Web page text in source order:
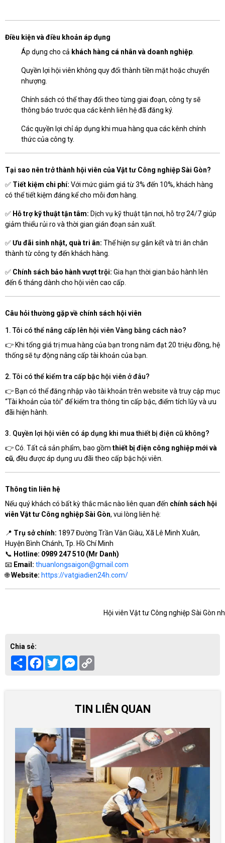
Điều kiện và điều khoản áp dụng
Áp dụng cho cả khách hàng cá nhân và doanh nghiệp
Quyền lợi hội viên không quy đổi thành tiền mặt hoặc chuyển
nhượng.
Chính sách có thể thay đổi theo từng giai đoạn, công ty sẽ
thông báo trước qua các kênh liên hệ đã đăng ký.
Các quyền lợi chỉ áp dụng khi mua hàng qua các kênh chính
thức của công ty.
Tại sao nên trở thành hội viên của Vật tư Công nghiệp Sài Gòn?
✅ Tiết kiệm chi phí: Với mức giảm giá từ 3% đến 10%, khách hàng
có thể tiết kiệm đáng kể cho mỗi đơn hàng.
✅ Hỗ trợ kỹ thuật tận tâm: Dịch vụ kỹ thuật tận nơi, hỗ trợ 24/7 giúp
giảm thiểu rủi ro và thời gian gián đoạn sản xuất.
✅Ưu đãi sinh nhật, quà tri ân: Thể hiện sự gắn kết và tri ân chân
thành từ công ty đến khách hàng.
✅ Chính sách bảo hành vượt trội: Gia hạn thời gian bảo hành lên
đến 6 tháng dành cho hội viên cao cấp.
Câu hỏi thường gặp về chính sách hội viên
1. Tôi có thể nâng cấp lên hội viên Vàng bằng cách nào?
👉 Khi tổng giá trị mua hàng của bạn trong năm đạt 20 triệu đồng, hệ
thống sẽ tự động nâng cấp tài khoản của bạn.
2. Tôi có thể kiểm tra cấp bậc hội viên ở đâu?
👉 Bạn có thể đăng nhập vào tài khoản trên website và truy cập mục
“Tài khoản của tôi” để kiểm tra thông tin cấp bậc, điểm tích lũy và ưu
đãi hiện hành.
3. Quyền lợi hội viên có áp dụng khi mua thiết bị điện cũ không?
👉 Có. Tất cả sản phẩm, bao gồm thiết bị điện công nghiệp mới và
cũ, đều được áp dụng ưu đãi theo cấp bậc hội viên.
Thông tin liên hệ
Nếu quý khách có bất kỳ thắc mắc nào liên quan đến chính sách hội
viên Vật tư Công nghiệp Sài Gòn, vui lòng liên hệ:
📍 Trụ sở chính: 1897 Đường Trần Văn Giàu, Xã Lê Minh Xuân,
Huyện Bình Chánh, Tp. Hồ Chí Minh
📞 Hotline: 0989 247 510 (Mr Danh)
📧 Email: thuanlongsaigon@gmail.com
🌐Website: https://vatgiadien24h.com/
Hội viên Vật tư Công nghiệp Sài Gòn
Chia sẻ:
Share Facebook
TwitterMessenger
TIN LIÊN QUAN